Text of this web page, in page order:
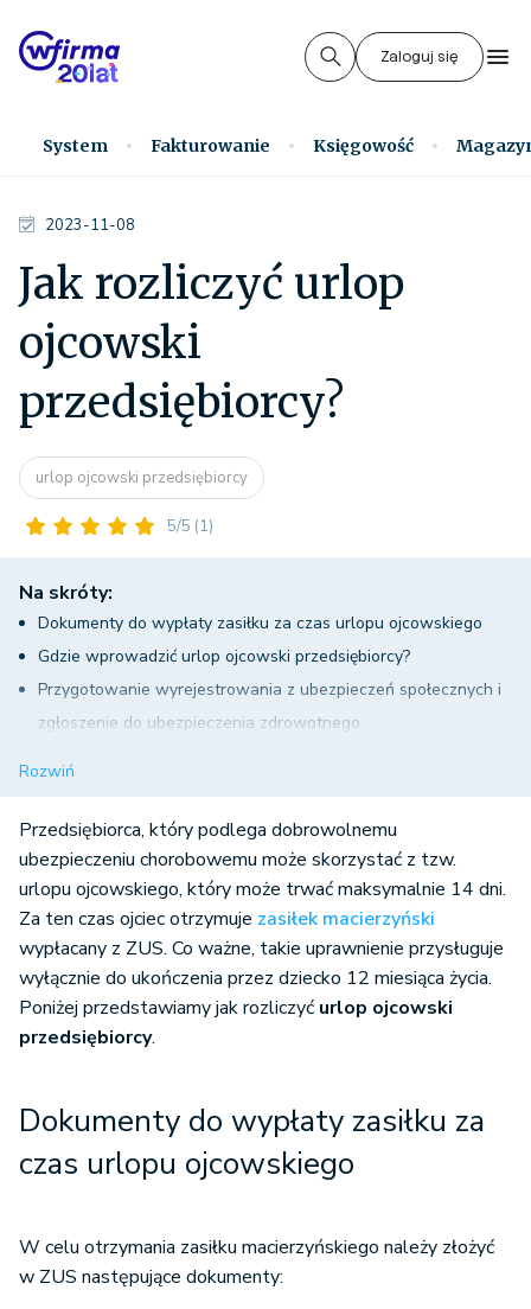
Zaloguj się
System Fakturowanie Księgowość
2023-11-08
Jak rozliczyć urlop
ojcowski
przedsiębiorcy?
urlop ojcowski przedsiębiorcy
5/5 (1)
Na skróty:
Dokumenty do wypłaty zasiłku za czas urlopu ojcowskiego
Gdzie wprowadzić urlop ojcowski przedsiębiorcy?
Przygotowanie wyrejestrowania z ubezpieczeń społecznych i
zgłoszenie do ubezpieczenia zdrowotnego
Rozliczenie przychodu z zasiłku macierzyńskiego
Rozwiń
Przedsiębiorca, który podlega dobrowolnemu
ubezpieczeniu chorobowemu może skorzystać z tzw.
urlopu ojcowskiego, który może trwać maksymalnie 14 dni.
Za ten czas ojciec otrzymuje zasiłek macierzyński
wypłacany z ZUS. Co ważne, takie uprawnienie przysługuje
wyłącznie do ukończenia przez dziecko 12 miesiąca życia.
Poniżej przedstawiamy jak rozliczyć urlop ojcowski
przedsiębiorcy.
Dokumenty do wypłaty zasiłku za
czas urlopu ojcowskiego
W celu otrzymania zasiłku macierzyńskiego należy złożyć
w ZUS następujące dokumenty: